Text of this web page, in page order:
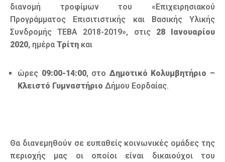
διανομή τροφίμων του «Επιχειρησιακού
Προγράμματος Επισιτιστικής και Βασικής Υλικής
Συνδρομής ΤΕΒΑ 2018-2019», στις 28 Ιανουαρίου
2020, ημέρα Τρίτη και
ώρες 09:00-14:00, στο Δημοτικό Κολυμβητήριο –
Κλειστό Γυμναστήριο Δήμου Εορδαίας.
Θα διανεμηθούν σε ευπαθείς κοινωνικές ομάδες της
περιοχής μας οι οποίοι είναι δικαιούχοι του